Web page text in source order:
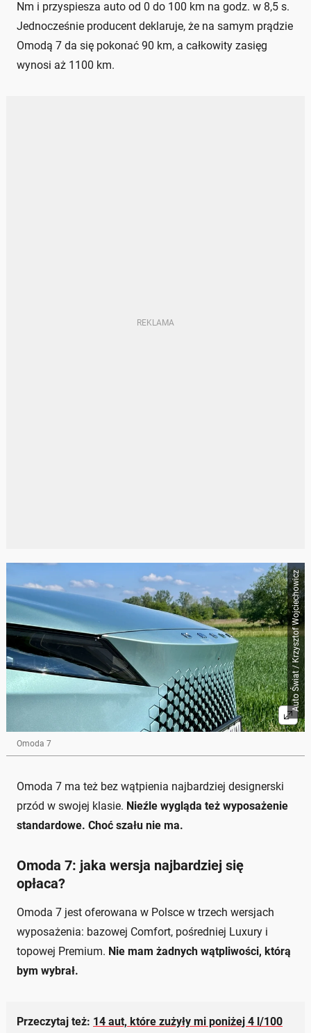
Nm i przyspiesza auto od 0 do 100 km na godz. w 8,5 s.
Jednocześnie producent deklaruje, że na samym prądzie
Omodą 7 da się pokonać 90 km, a całkowity zasięg
wynosi aż 1100 km.
Auto Świat / Krzysztof Wojciechowicz
Omoda 7
Omoda 7 ma też bez wątpienia najbardziej designerski
przód w swojej klasie. Nieźle wygląda też wyposażenie
standardowe. Choć szału nie ma.
Omoda 7: jaka wersja najbardziej się
opłaca?
Omoda 7 jest oferowana w Polsce w trzech wersjach
wyposażenia: bazowej Comfort, pośredniej Luxury i
topowej Premium. Nie mam żadnych wątpliwości, którą
bym wybrał.
Przeczytaj też: 14 aut, które zużyły mi poniżej 4 l/100